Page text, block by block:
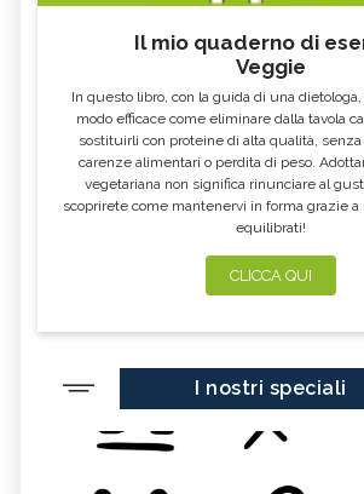
Il mio quaderno di
Veggie
In questo libro, con la guida di una
modo efficace come eliminare dalla tavola
sostituirli con proteine di alta qualità,
carenze alimentari o perdita di peso.
vegetariana non significa rinunciare al
scoprirete come mantenervi in forma grazie
equilibrati!
CLICCA QUI
I nostri speciali